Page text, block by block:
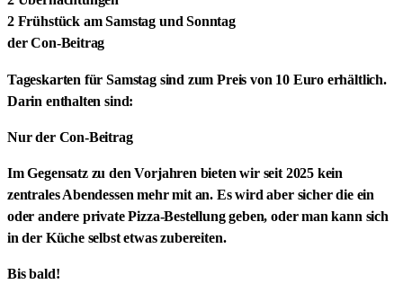
2 Frühstück am Samstag und Sonntag
der Con-Beitrag
Tageskarten für Samstag sind zum Preis von 10 Euro erhältlich.
Darin enthalten sind:
Nur der Con-Beitrag
Im Gegensatz zu den Vorjahren bieten wir seit 2025 kein
zentrales Abendessen mehr mit an. Es wird aber sicher die ein
oder andere private Pizza-Bestellung geben, oder man kann sich
in der Küche selbst etwas zubereiten.
Bis bald!